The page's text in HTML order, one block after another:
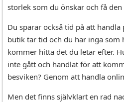
storlek som du önskar och få
Du sparar också tid på att
butik tar tid och du har inga som
kommer hitta det du letar efter.
inte gått och handlat för att
besviken? Genom att handla
Men det finns självklart en rad